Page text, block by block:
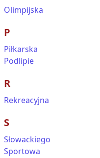
Olimpijska
P
Piłkarska
Podlipie
R
Rekreacyjna
S
Słowackiego
Sportowa